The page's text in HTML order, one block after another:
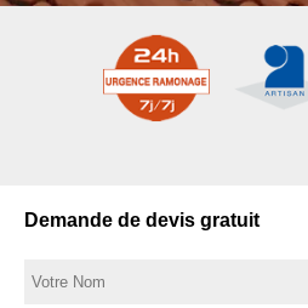
Demande de devis gratuit